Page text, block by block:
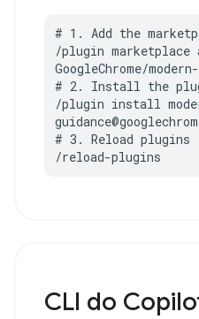
# 1. Add the
/plugin marketplace
GoogleChrome/
# 2. Install the
/plugin install
# 3. Reload plugins
/reload-plugins
CLI do